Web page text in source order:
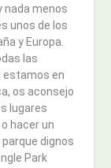
nada menos
unos de los
y Europa.
las
estamos en
os aconsejo
lugares
hacer un
dignos
Park